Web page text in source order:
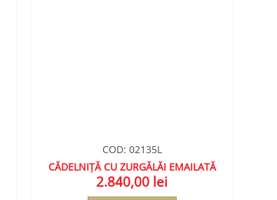
COD: 02135L
CĂDELNIȚĂ CU ZURGĂLĂI EMAILATĂ
2.840,00 lei